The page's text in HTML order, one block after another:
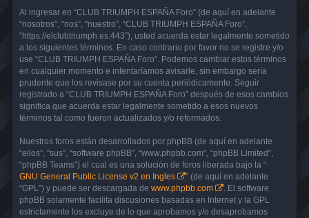
Al ingresar en “CLUB TRIUMPH ESPAÑA Foro” (de aquí en adelante
“nosotros”, “nos”, “nuestro”, “CLUB TRIUMPH ESPAÑA Foro”,
“https://elclubtriumph.es:443”), usted acuerda estar legalmente sometido
a los siguientes términos. En caso contrario por favor no se registre y/o
use “CLUB TRIUMPH ESPAÑA Foro”. Podemos cambiar estos términos
en cualquier momento e intentaríamos avisarle, sin embargo sería
prudente que los revisase por su cuenta periódicamente. Seguir
registrado a “CLUB TRIUMPH ESPAÑA Foro” después de esos cambios
significa que acuerda estar legalmente sometido a esos nuevos
términos tal como fueron actualizados y/o reformados.
Nuestros foros están desarrollados por phpBB (de aquí en adelante
“ellos”, “sus”, “software phpBB”, “www.phpbb.com”, “phpBB Limited”,
“phpBB Teams”) el cual es una solución de foros liberada bajo la “
GNU General Public License v2 en Ingles
” (de aquí en adelante
“GPL”) y puede ser descargada de www.phpbb.com
. El software
phpBB solamente facilita discusiones basadas en Internet y la GPL
estrictamente los excluye de lo que aprobamos y/o desaprobamos